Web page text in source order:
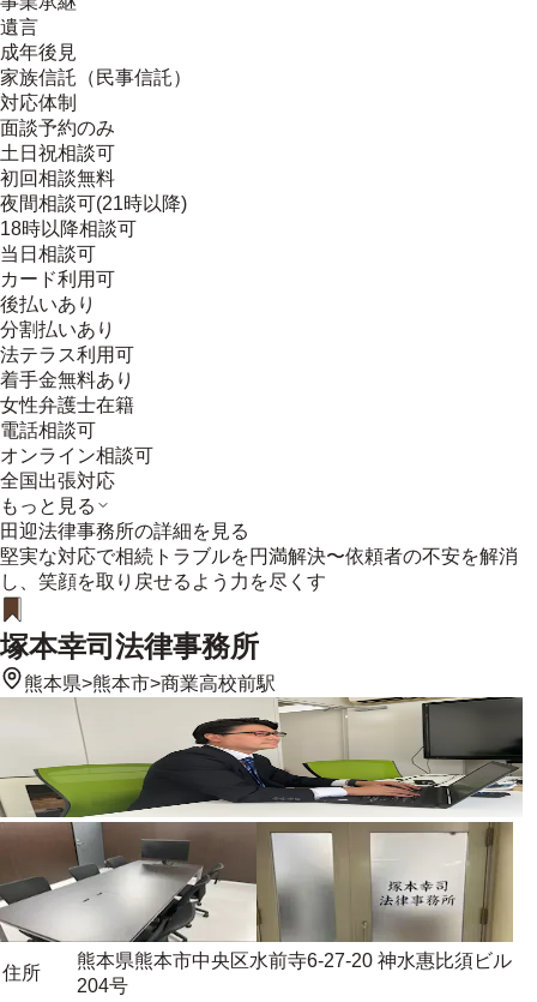
遺言
成年後見
家族信託（民事信託）
対応体制
面談予約のみ
土日祝相談可
初回相談無料
夜間相談可(21時以降)
18時以降相談可
当日相談可
カード利用可
後払いあり
分割払いあり
法テラス利用可
着手金無料あり
女性弁護士在籍
電話相談可
オンライン相談可
全国出張対応
もっと見る
田迎法律事務所の詳細を見る
堅実な対応で相続トラブルを円満解決〜依頼者の不安を解消
し、笑顔を取り戻せるよう力を尽くす
塚本幸司法律事務所
熊本県>熊本市>商業高校前駅
住所
熊本県熊本市中央区水前寺6-27-20 神水惠比須ビル
204号